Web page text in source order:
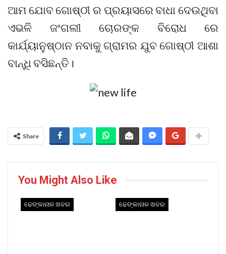
ଆମ ଯୋବ ଗୋଷ୍ଠୀ ର ପ୍ରୟାସରେ ବାଧା ଦେଉଥିବା
ଏଭଳି ଜଂଗଲୀ ଚୋରଙ୍କ ବିରୋଧ ରେ
କାର୍ଯ୍ୟାନୁଷ୍ଠାନ ନବାକୁ ଗ୍ରାମର ଯୁବ ଗୋଷ୍ଠୀ ଆଶା
ବାନ୍ଧି ବସିଛନ୍ତି।
Share
You Might Also Like
ଢେଙ୍କାନାଳ ଖବର ଢେଙ୍କାନାଳ ଖବର